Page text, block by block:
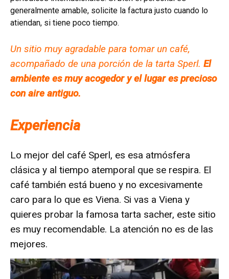
generalmente amable, solicite la factura justo cuando lo
atiendan, si tiene poco tiempo.
Un sitio muy agradable para tomar un café,
acompañado de una porción de la tarta Sperl. El
ambiente es muy acogedor y el lugar es precioso
con aire antiguo.
Experiencia
Lo mejor del café Sperl, es esa atmósfera
clásica y al tiempo atemporal que se respira. El
café también está bueno y no excesivamente
caro para lo que es Viena. Si vas a Viena y
quieres probar la famosa tarta sacher, este sitio
es muy recomendable. La atención no es de las
mejores.